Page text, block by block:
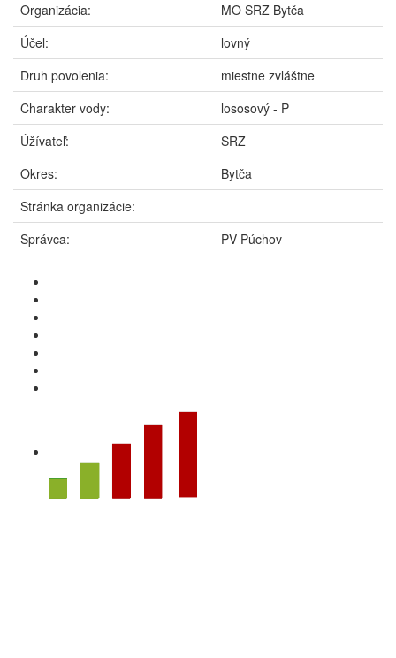
Organizácia:
MO SRZ Bytča
Účel:
lovný
Druh povolenia:
miestne zvláštne
Charakter vody:
lososový - P
Úžívateľ:
SRZ
Okres:
Bytča
Stránka organizácie:
Správca:
PV Púchov